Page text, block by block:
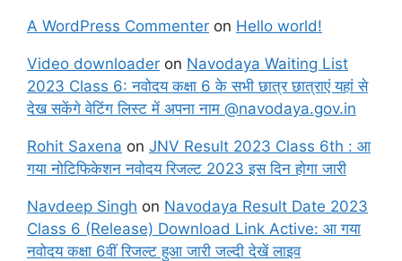
A WordPress Commenter on Hello world!
Video downloader on Navodaya Waiting List
2023 Class 6: नवोदय कक्षा 6 के सभी छात्र छात्राएं यहां से
देख सकेंगे वेटिंग लिस्ट में अपना नाम @navodaya.gov.in
Rohit Saxena on JNV Result 2023 Class 6th : आ
गया नोटिफिकेशन नवोदय रिजल्ट 2023 इस दिन होगा जारी
Navdeep Singh on Navodaya Result Date 2023
Class 6 (Release) Download Link Active: आ गया
नवोदय कक्षा 6वीं रिजल्ट हुआ जारी जल्दी देखें लाइव